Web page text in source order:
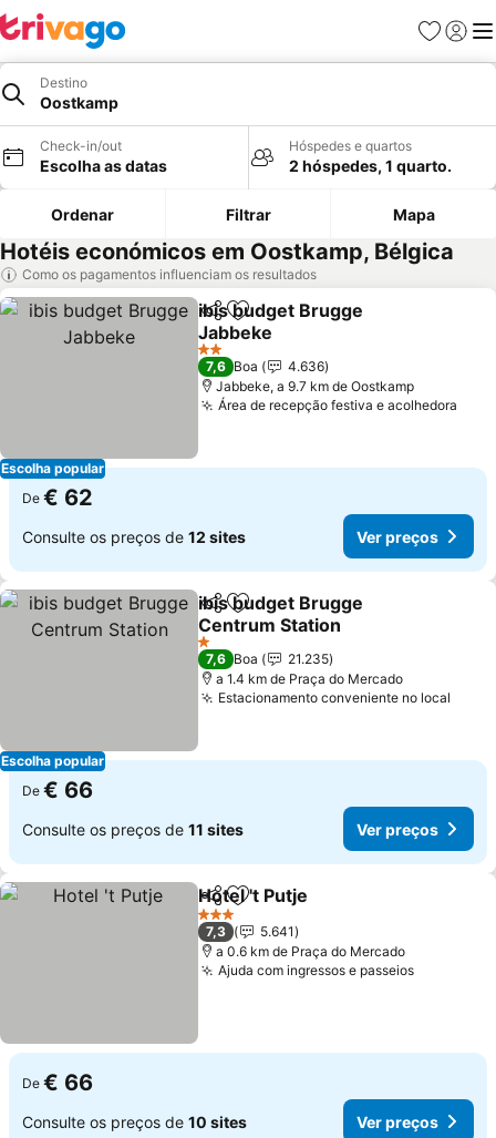
Favoritos
Iniciar
Destino
Oostkamp
Check-in/out
Escolha as datas
Hóspedes e quartos
2 hóspedes, 1 quarto.
Ordenar Filtrar Mapa
Hotéis económicos em Oostkamp, Bélgica
Como os pagamentos influenciam os resultados
Escolha popular
PartilharAdicionar aos favoritos
ibis budget Brugge
Jabbeke
2 Estrelas
7,6 Boa
4.636
Jabbeke, a 9.7 km de Oostkamp
Área de recepção festiva e acolhedora
De € 62
Consulte os preços de 12 sites Ver preços
Escolha popular
PartilharAdicionar aos favoritos
ibis budget Brugge
Centrum Station
1 Estrelas
7,6 Boa
21.235
a 1.4 km de Praça do Mercado
Estacionamento conveniente no local
De € 66
Consulte os preços de 11 sites Ver preços
PartilharAdicionar aos favoritos
Hotel 't Putje
3 Estrelas
7,3
5.641
a 0.6 km de Praça do Mercado
Ajuda com ingressos e passeios
De € 66
Consulte os preços de 10 sites Ver preços